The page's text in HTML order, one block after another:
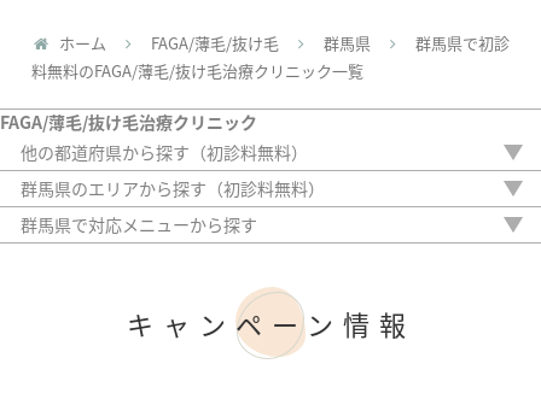
ホーム FAGA/薄毛/抜け毛 群馬県
群馬県で初診
料無料のFAGA/薄毛/抜け毛治療クリニック一覧
FAGA/薄毛/抜け毛治療クリニック
他の都道府県から探す（初診料無料）
北海道
青森県
岩手県
群馬県のエリアから探す（初診料無料）
高崎市
前橋市
群馬県で対応メニューから探す
キャンペーン情報